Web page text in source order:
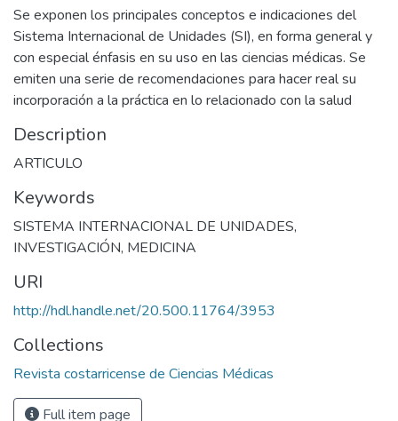
Se exponen los principales conceptos e indicaciones del
Sistema Internacional de Unidades (SI), en forma general y
con especial énfasis en su uso en las ciencias médicas. Se
emiten una serie de recomendaciones para hacer real su
incorporación a la práctica en lo relacionado con la salud
Description
ARTICULO
Keywords
SISTEMA INTERNACIONAL DE UNIDADES,
INVESTIGACIÓN, MEDICINA
URI
http://hdl.handle.net/20.500.11764/3953
Collections
Revista costarricense de Ciencias Médicas
Full item page